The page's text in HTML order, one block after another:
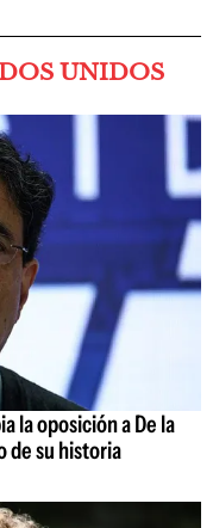
UNIDOS
la oposición a De la
de su historia